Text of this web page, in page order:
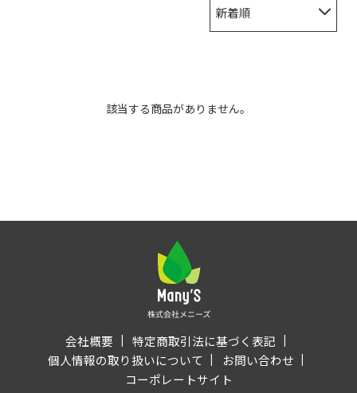
新着順
該当する商品がありません。
会社概要
特定商取引法に基づく表記
個人情報の取り扱いについて
お問い合わせ
コーポレートサイト